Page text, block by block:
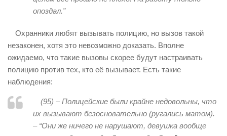
опоздал.”
Охранники любят вызывать полицию, но вызов такой
незаконен, хотя это невозможно доказать. Вполне
ожидаемо, что такие вызовы скорее будут настраивать
полицию против тех, кто её вызывает. Есть такие
наблюдения:
(95) –Полицейские были крайне недовольны, что
их вызывают безосновательно (ругались матом).
– “Они же ничего не нарушают, девушка вообще